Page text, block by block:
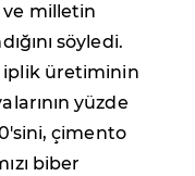
milletin
söyledi.
iplik üretiminin
yüzde
çimento
biber